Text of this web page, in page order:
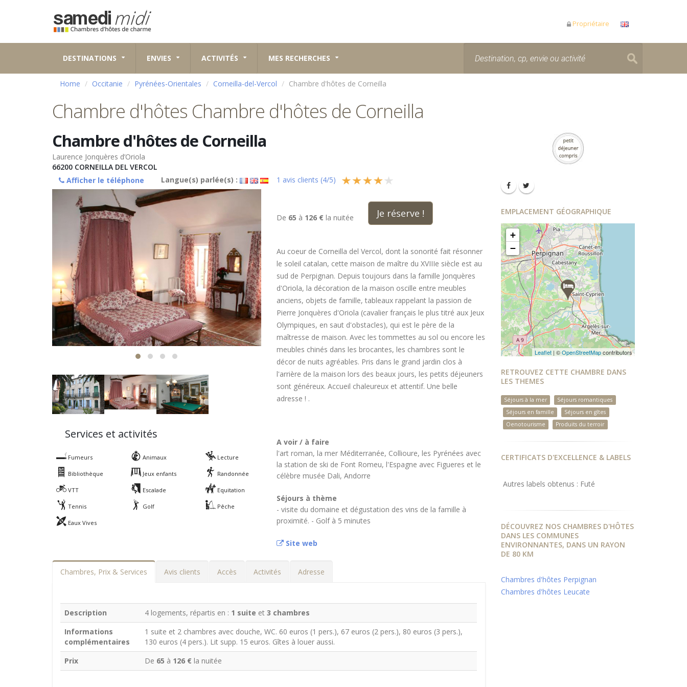
Propriétaire
DESTINATIONS ENVIES ACTIVITÉS MES RECHERCHES
Home Occitanie Pyrénées-Orientales Corneilla-del-Vercol Chambre d'hôtes de Corneilla
Chambre d'hôtes Chambre d'hôtes de Corneilla
Chambre d'hôtes de Corneilla
Laurence Jonquères d’Oriola
66200 CORNEILLA DEL VERCOL
Afficher le téléphone
Langue(s) parlée(s) : 1 avis clients (4/5)
Services et activités
Fumeurs Animaux Lecture
Bibliothèque Jeux enfants Randonnée
VTT Escalade Equitation
Tennis Golf Pêche
Eaux Vives
De 65 à 126 € la nuitée Je réserve !
Au coeur de Corneilla del Vercol, dont la sonorité fait résonner
le soleil catalan, cette maison de maître du XVIIIe siècle est au
sud de Perpignan. Depuis toujours dans la famille Jonquères
d'Oriola, la décoration de la maison oscille entre meubles
anciens, objets de famille, tableaux rappelant la passion de
Pierre Jonquères d'Oriola (cavalier français le plus titré aux Jeux
Olympiques, en saut d'obstacles), qui est le père de la
maîtresse de maison. Avec les tommettes au sol ou encore les
meubles chinés dans les brocantes, les chambres sont le
décor de nuits agréables. Pris dans le grand jardin clos à
l'arrière de la maison lors des beaux jours, les petits déjeuners
sont généreux. Accueil chaleureux et attentif. Une belle
adresse ! .
A voir / à faire
l'art roman, la mer Méditerranée, Collioure, les Pyrénées avec
la station de ski de Font Romeu, l'Espagne avec Figueres et le
célèbre musée Dali, Andorre
Séjours à thème
- visite du domaine et dégustation des vins de la famille à
proximité. - Golf à 5 minutes
Site web
Chambres, Prix & Services Avis clients Accès Activités Adresse
Description 4 logements, répartis en : 1 suite et 3 chambres
Informations
complémentaires
1 suite et 2 chambres avec douche, WC. 60 euros (1 pers.), 67 euros (2 pers.), 80 euros (3 pers.),
130 euros (4 pers.). Lit supp. 15 euros. Gîtes à louer aussi.
Prix
De 65 à 126 € la nuitée
EMPLACEMENT GÉOGRAPHIQUE
+
−
Leaflet | ©OpenStreetMapcontributors
RETROUVEZ CETTE CHAMBRE DANS
LES THEMES
Séjours à la mer
Séjours romantiques
Séjours en famille
Séjours en gîtes
Oenotourisme
Produits du terroir
CERTIFICATS D'EXCELLENCE & LABELS
Autres labels obtenus : Futé
DÉCOUVREZ NOS CHAMBRES D'HÔTES
DANS LES COMMUNES
ENVIRONNANTES, DANS UN RAYON
DE 80 KM
Chambres d'hôtes Perpignan
Chambres d'hôtes Leucate